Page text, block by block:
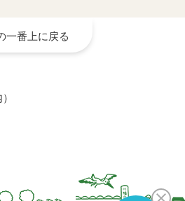
一番上に戻る